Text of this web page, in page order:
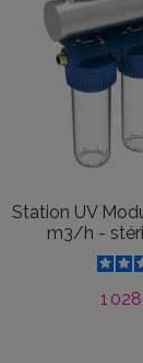
Station UV
m3/h -
1